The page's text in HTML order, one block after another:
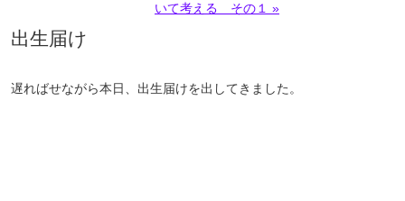
いて考える その１ »
出生届け
遅ればせながら本日、出生届けを出してきました。